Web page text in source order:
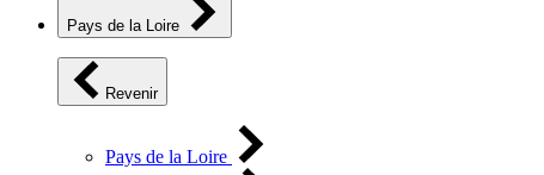
Pays de la Loire
Revenir
Pays de la Loire